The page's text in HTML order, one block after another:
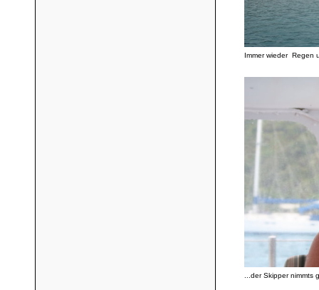
Immer wieder Regen
...der Skipper nimmts